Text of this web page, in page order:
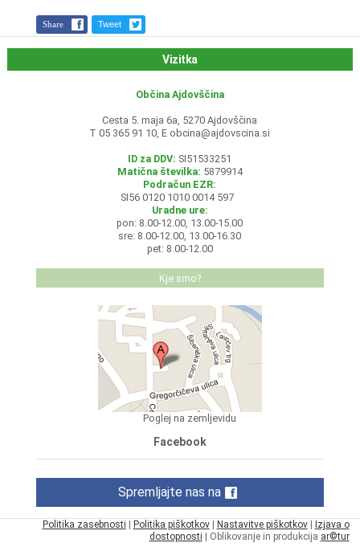
Share Tweet
Vizitka
Občina Ajdovščina
Cesta 5. maja 6a, 5270 Ajdovščina
T 05 365 91 10, E obcina@ajdovscina.si
ID za DDV: SI51533251
Matična številka: 5879914
Podračun EZR:
SI56 0120 1010 0014 597
Uradne ure:
pon: 8.00-12.00, 13.00-15.00
sre: 8.00-12.00, 13.00-16.30
pet: 8.00-12.00
Kje smo?
Poglej na zemljevidu
Facebook
Spremljajte nas na
Politika zasebnosti Politika piškotkov| Nastavitve piškotkov|
Izjava o
dostopnosti | Oblikovanje in produkcija ar©tur